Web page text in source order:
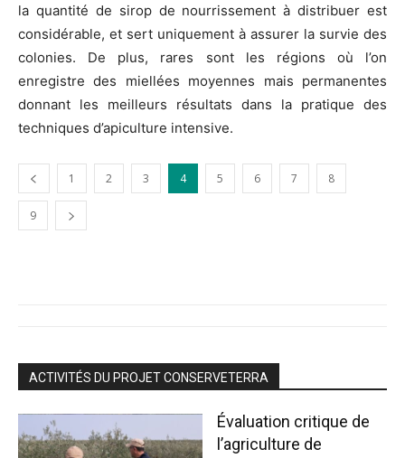
la quantité de sirop de nourrissement à distribuer est
considérable, et sert uniquement à assurer la survie des
colonies. De plus, rares sont les régions où l’on
enregistre des miellées moyennes mais permanentes
donnant les meilleurs résultats dans la pratique des
techniques d’apiculture intensive.
1 2 3 4 5 6 7 8
9
ACTIVITÉS DU PROJET CONSERVETERRA
Évaluation critique de
l’agriculture de